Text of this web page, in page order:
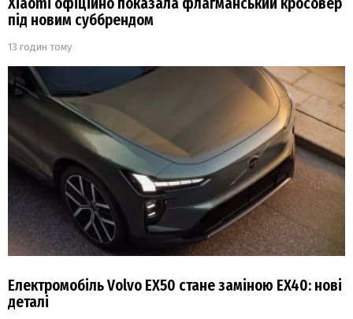
Xiaomi офіційно показала флагманський кросовер
під новим суббрендом
13 годин тому
Електромобіль Volvo EX50 стане заміною EX40: нові
деталі